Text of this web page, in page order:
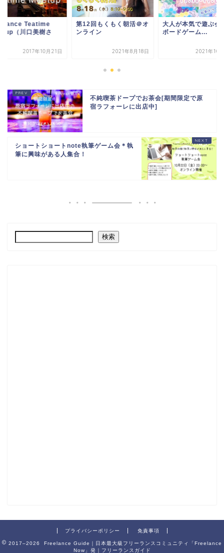
Teatime
（川口美樹さ
2017年10月21日
第12回もくもく朝活＠オ
ンライン
2021年8月18日
大人が本気で遊ぶ
ボードゲーム...
2021年10
不純喫茶ドープでお茶会[期間限定で原
宿ラフォーレに出店中]
ショートショートnote執筆ゲーム会＊執
筆に興味がある人集合！
検索
プライバシーポリシー 免責事項
2017–2026 Freelance Guide｜日本最大級フリーランスコミュニティ「Freelance
Now」発｜フリーランスガイド